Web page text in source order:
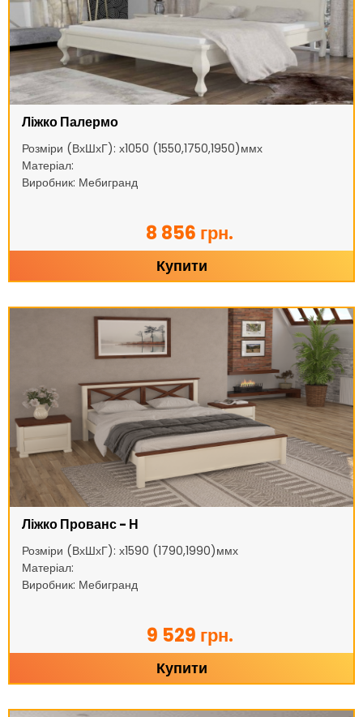
Ліжко Палермо
Розміри (ВхШхГ): х1050 (1550,1750,1950)ммх
Матеріал:
Виробник: Мебигранд
8 856 грн.
Купити
Ліжко Прованс - Н
Розміри (ВхШхГ): х1590 (1790,1990)ммх
Матеріал:
Виробник: Мебигранд
9 529 грн.
Купити